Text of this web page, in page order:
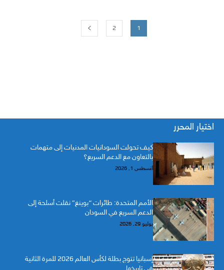
1
2
اختيار المحرر
كيف تحولت السودانيات المدنيات إلى متهمات
بالتعاون مع الدعم السريع؟
أغسطس 1, 2026
الأمم المتحدة: طائرات “بوينغ” نقلت أسلحة إلى
الدعم السريع في السودان
يوليو 29, 2026
إسبانيا تتوج بطلة لكأس العالم 2026 للمرة الثانية
في تاريخها